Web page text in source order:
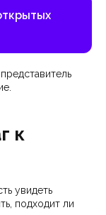
к
увидеть
подходит ли